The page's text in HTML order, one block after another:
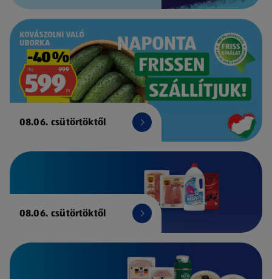
08.06. csütörtöktől
08.06. csütörtöktől